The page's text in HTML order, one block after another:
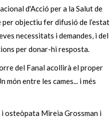
d'Acció per a la Salut de
per objectiu fer difusió de l’estat
necessitats i demandes, i del
per donar-hi resposta.
del Fanal acollirà el proper
món entre les cames... i més
osteòpata Mireia Grossman i